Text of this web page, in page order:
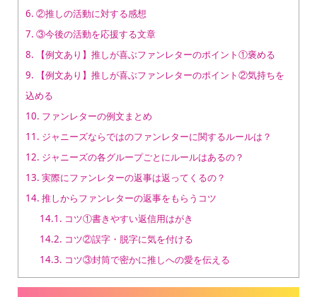
6. ②推しの活動に対する感想
7. ③今後の活動を応援する文章
8. 【例文あり】推しが喜ぶファンレターのポイント①褒める
9. 【例文あり】推しが喜ぶファンレターのポイント②気持ちを
込める
10. ファンレターの例文まとめ
11. ジャニーズならではのファンレターに関するルールは？
12. ジャニーズの各グループごとにルールはあるの？
13. 実際にファンレターの返事は返ってくるの？
14. 推しからファンレターの返事をもらうコツ
14.1. コツ①書きやすい返信用はがき
14.2. コツ②誤字・脱字に気を付ける
14.3. コツ③封筒で密かに推しへの愛を伝える